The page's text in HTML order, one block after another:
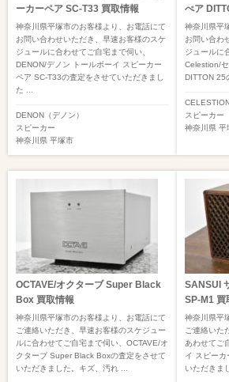
ーカーペア SC-T33 買取情報
神奈川県平塚市のお客様より、お電話にて
お問い合わせいただき、早速お客様のスケ
ジュールに合わせてご自宅まで伺い、
DENON/デノン トールボーイ スピーカー
ペア SC-T33の査定をさせていただきまし
た ...
DENON（デノン）
スピーカー
神奈川県 平塚市
ぺア
神奈川県平
お問い合わ
ジュールに
Celestion/
DITTON 25
スピーカー
神奈川県 平
OCTAVE/オクターブ Super Black
Box 買取情報
神奈川県平塚市のお客様より、お電話にて
ご連絡いただき、早速お客様のスケジュー
ルに合わせてご自宅まで伺い、OCTAVE/オ
クターブ Super Black Boxの査定をさせて
いただきました。キズ、汚れ ...
SANSUI
SP-M1 買
神奈川県平
ご連絡いた
あわせてご
イ スピーカ
いただきま